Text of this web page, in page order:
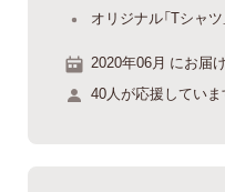
オリジナル「Tシャツ
2020年06月 にお届
40人が応援していま